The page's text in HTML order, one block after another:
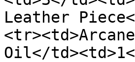
Leather
Oil</